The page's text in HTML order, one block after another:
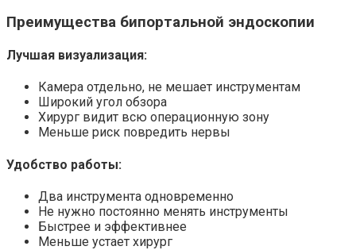
Преимущества бипортальной эндоскопии
Лучшая визуализация:
Камера отдельно, не мешает инструментам
Широкий угол обзора
Хирург видит всю операционную зону
Меньше риск повредить нервы
Удобство работы:
Два инструмента одновременно
Не нужно постоянно менять инструменты
Быстрее и эффективнее
Меньше устает хирург